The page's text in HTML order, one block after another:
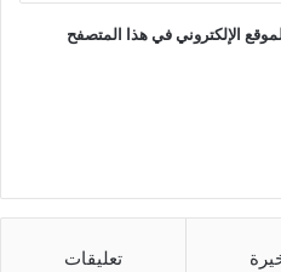
الإلكتروني في هذا المتصفح
تعليقات